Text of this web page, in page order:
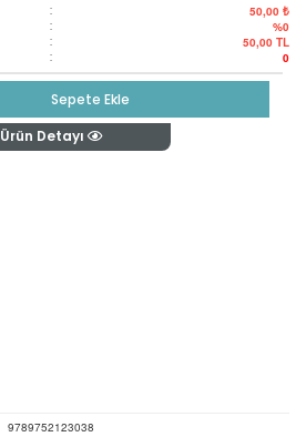
: 50,00 ₺
: %0
: 50,00 TL
: 0
Sepete Ekle
Ürün Detayı
9789752123038